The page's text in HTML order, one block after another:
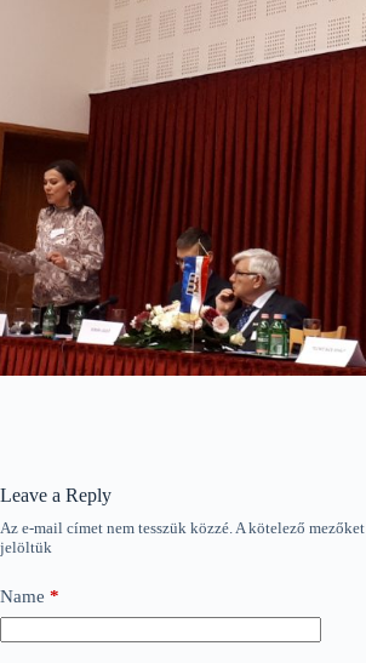
Leave a Reply
Az e-mail címet nem tesszük közzé.A kötelező mezőket
jelöltük
Name *